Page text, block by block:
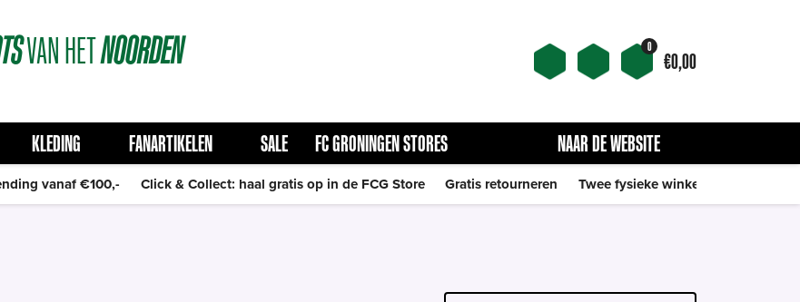
VANHETNOORDEN 0
€0,00
KLEDING FANARTIKELEN SALE FC GRONINGEN STORES NAAR DE WEBSITE
vanaf €100,- Click & Collect: haal gratis op in de FCG Store Gratis retourneren Twee fysieke winkels